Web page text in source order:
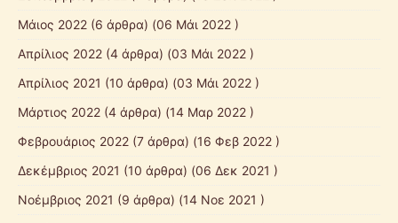
Μάιος 2022 (6 άρθρα) (06 Μάι 2022 )
Απρίλιος 2022 (4 άρθρα) (03 Μάι 2022 )
Απρίλιος 2021 (10 άρθρα) (03 Μάι 2022 )
Μάρτιος 2022 (4 άρθρα) (14 Μαρ 2022 )
Φεβρουάριος 2022 (7 άρθρα) (16 Φεβ 2022 )
Δεκέμβριος 2021 (10 άρθρα) (06 Δεκ 2021 )
Νοέμβριος 2021 (9 άρθρα) (14 Νοε 2021 )